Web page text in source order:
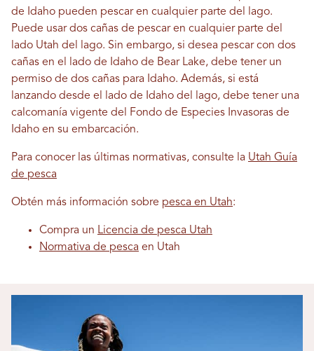
de Idaho pueden pescar en cualquier parte del lago.
Puede usar dos cañas de pescar en cualquier parte del
lado Utah del lago. Sin embargo, si desea pescar con dos
cañas en el lado de Idaho de Bear Lake, debe tener un
permiso de dos cañas para Idaho. Además, si está
lanzando desde el lado de Idaho del lago, debe tener una
calcomanía vigente del Fondo de Especies Invasoras de
Idaho en su embarcación.
Para conocer las últimas normativas, consulte la Utah Guía
de pesca
Obtén más información sobre pesca en Utah:
Compra un Licencia de pesca Utah
Normativa de pesca en Utah